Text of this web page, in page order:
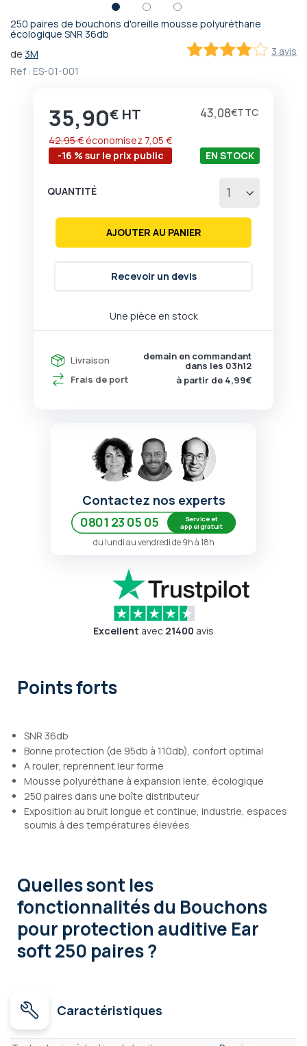
250 paires de bouchons d'oreille mousse polyuréthane
écologique SNR 36db
3 avis
de 3M
Ref : ES-01-001
Prix
35,90€ 43,08€
-16 % sur le prix public
42,95 € économisez 7,05 €
Une pièce en stock
EN STOCK
Livraison demain en commandant
dans les 03h12
Frais de port
à partir de 4,99€
QUANTITÉ
AJOUTER AU PANIER
Recevoir un devis
Passer
début
de
d’images
Contactez nos experts
0801 23 05 05
Service et
appel gratuit
du lundi au vendredi de 9h à 18h
Excellent avec 21400 avis
Points forts
SNR 36db
Bonne protection (de 95db à 110db), confort optimal
A rouler, reprennent leur forme
Mousse polyuréthane à expansion lente, écologique
250 paires dans une boîte distributeur
Exposition au bruit longue et continue, industrie, espaces
soumis à des températures élevées.
Quelles sont les
fonctionnalitésdu Bouchons
pour protection auditive Ear
soft 250 paires ?
Caractéristiques